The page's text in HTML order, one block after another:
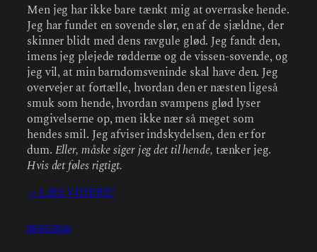
Men jeg har ikke bare tænkt mig at overraske hende.
Jeg har fundet en sovende slør, en af de sjældne, der
skinner blidt med dens ravgule glød. Jeg fandt den,
imens jeg plejede rødderne og de vissen-sovende, og
jeg vil, at min barndomsveninde skal have den. Jeg
overvejer at fortælle, hvordan den er næsten ligeså
smuk som hende, hvordan svampens glød lyser
omgivelserne op, men ikke nær så meget som
hendes smil. Jeg afviser indskydelsen, den er for
dum. Eller, måske siger jeg det til hende, tænker jeg.
Hvis det føles rigtigt.
-> LÆS VIDERE!
08/03/2026